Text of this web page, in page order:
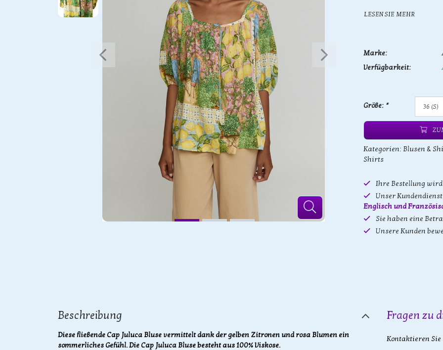
LESEN SIE MEHR
Marke:
Verfügbarkeit:
Größe: *
Kategorien: Blusen &
Shirts
Ihre Bestellung
Unser
Englisch und
Sie haben eine
Unsere Kunden
Beschreibung
Diese fließende Cap Juluca Bluse vermittelt dank der gelben Zitronen und rosa Blumen ein
sommerliches Gefühl. Die Cap Juluca Bluse besteht aus 100% Viskose.
Fragen zu
Kontaktieren